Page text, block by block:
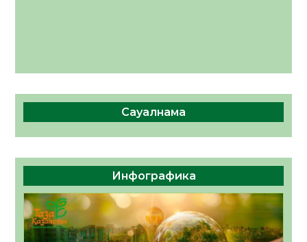
Сауалнама
Инфографика